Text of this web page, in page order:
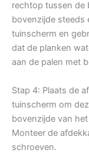
rechtop tussen de
bovenzijde steeds
tuinscherm en
dat de planken
aan de palen met
Stap 4: Plaats de
tuinscherm om
bovenzijde van
Monteer de
schroeven.